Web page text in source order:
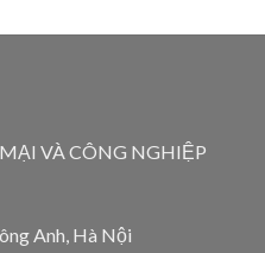
VÀ CÔNG NGHIỆP
Anh, Hà Nội